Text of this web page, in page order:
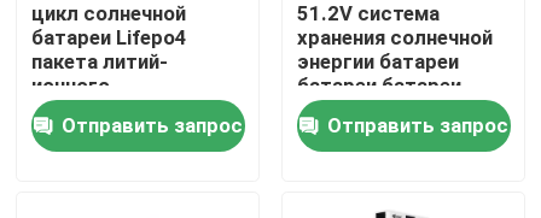
Наша фабрика
контроль качества
цикл солнечной
батареи Lifepo4
пакета литий-
ионного
аккумулятора
системы батареи
51.2V глубокий
Отправить запрос
51.2V система
хранения солнечной
энергии батареи
батареи батареи
Lifepo4 гибридная
Отправить запрос